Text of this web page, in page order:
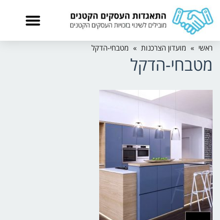
ראשי » מועדון הצרכנות » מטבחי-הדקל
מטבחי-הדקל